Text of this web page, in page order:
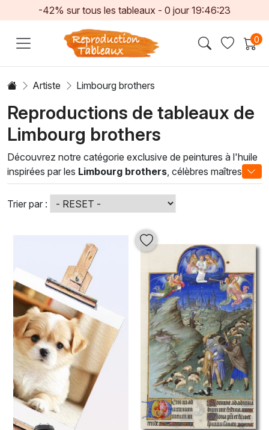
-42% sur tous les tableaux - 0 jour 19:46:20
0
Artiste Limbourg brothers
Reproductions de tableaux de
Limbourg brothers
Découvrez notre catégorie exclusive de peintures à l'huile
inspirées par les Limbourg brothers , célèbres maîtres du
XVe siècle réputés pour leur maîtrise des techniques
picturales et leur sens aigu du détail. Leurs œuvres,
empreintes de délicatesse et de réalisme, capturent
l'essence de la nature, de la vie quotidienne et des
moments empreints de spiritualité. Chaque pièce est une
invitation à plonger dans un univers riche en couleurs et en
Nos reproductions de peintures à l'huile desLimbourg
brothersne se contentent pas d'embellir votre intérieur,
mais instaurent également une atmosphère artistique
unique dans chaque espace. Que ce soit pour un bureau,
un salon ou une chambre, ces œuvres intemporelles
transformeront votre décor en révélant subtilement votre
goût pour l'art classique. Laissez-vous séduire par notre
sélection soigneusement choisie et apportez élégance et
sophistication à votre environnement.
Trier par :